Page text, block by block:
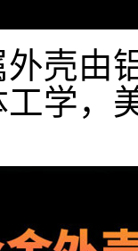
壳由
学，